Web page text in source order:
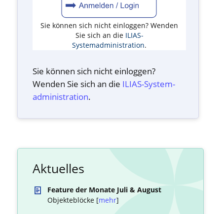
Sie können sich nicht einloggen? Wenden
Sie sich an die ILIAS-
Systemadministration.
Sie können sich nicht einloggen?
Wenden Sie sich an die ILIAS-System­
administration.
Aktuelles
Feature der Monate Juli & August
Objekteblöcke [mehr]